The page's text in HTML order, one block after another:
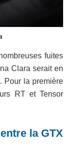
fuites
Clara serait en
. Pour la première
RT et Tensor
la GTX